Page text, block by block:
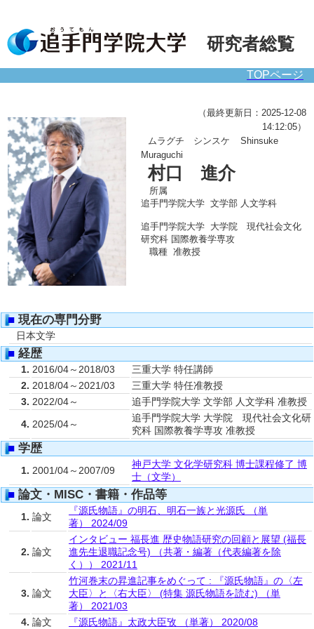
研究者総覧
TOPページ
（最終更新日：2025-12-08
14:12:05）
ムラグチ シンスケ
Shinsuke
Muraguchi
村口 進介
所属
追手門学院大学 文学部 人文学科
追手門学院大学 大学院 現代社会文化
研究科 国際教養学専攻
職種 准教授
■ 現在の専門分野
日本文学
■ 経歴
1. 2016/04～2018/03
三重大学 特任講師
2. 2018/04～2021/03
三重大学 特任准教授
3. 2022/04～ 追手門学院大学 文学部 人文学科 准教授
4. 2025/04～
追手門学院大学 大学院 現代社会文化研
究科 国際教養学専攻 准教授
■ 学歴
1. 2001/04～2007/09
神戸大学 文化学研究科 博士課程修了 博
士（文学）
■ 論文・MISC・書籍・作品等
1. 論文
『源氏物語』の明石、明石一族と光源氏 （単
著） 2024/09
2. 論文
インタビュー 福長進 歴史物語研究の回顧と展望 (福長
進先生退職記念号) （共著・編著（代表編著を除
く）） 2021/11
3. 論文
竹河巻末の昇進記事をめぐって : 『源氏物語』の〈左
大臣〉と〈右大臣〉 (特集 源氏物語を読む) （単
著） 2021/03
4. 論文 『源氏物語』太政大臣攷 （単著） 2020/08